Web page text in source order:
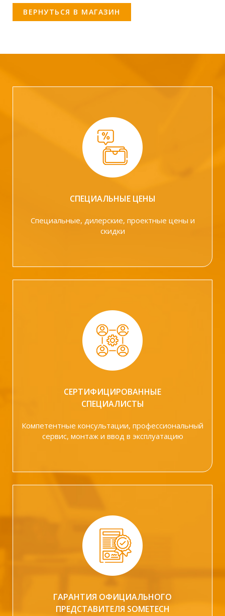
ВЕРНУТЬСЯ В МАГАЗИН
СПЕЦИАЛЬНЫЕ ЦЕНЫ
Специальные, дилерские, проектные цены и
скидки
СЕРТИФИЦИРОВАННЫЕ
СПЕЦИАЛИСТЫ
Компетентные консультации, профессиональный
сервис, монтаж и ввод в эксплуатацию
ГАРАНТИЯ ОФИЦИАЛЬНОГО
ПРЕДСТАВИТЕЛЯ SOMETECH